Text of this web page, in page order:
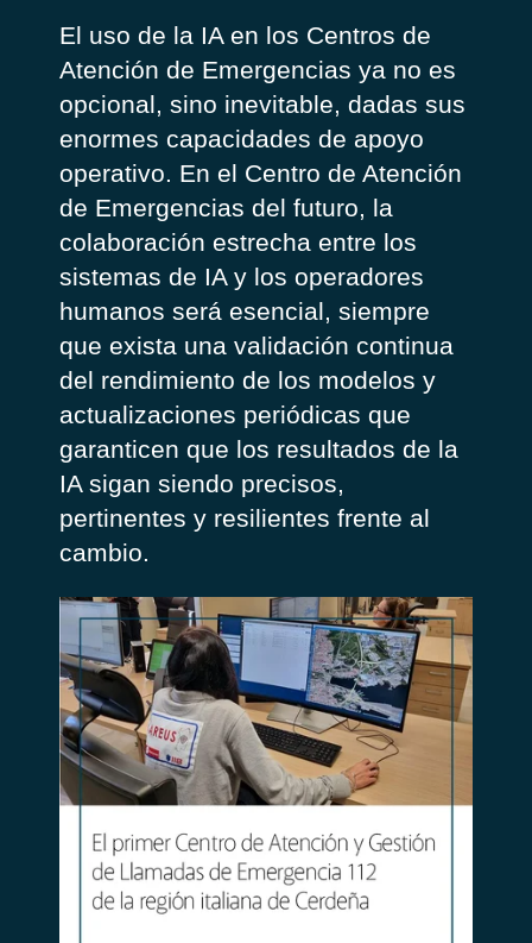
El uso de la IA en los Centros de
Atención de Emergencias ya no es
opcional, sino inevitable, dadas sus
enormes capacidades de apoyo
operativo. En el Centro de Atención
de Emergencias del futuro, la
colaboración estrecha entre los
sistemas de IA y los operadores
humanos será esencial, siempre
que exista una validación continua
del rendimiento de los modelos y
actualizaciones periódicas que
garanticen que los resultados de la
IA sigan siendo precisos,
pertinentes y resilientes frente al
cambio.